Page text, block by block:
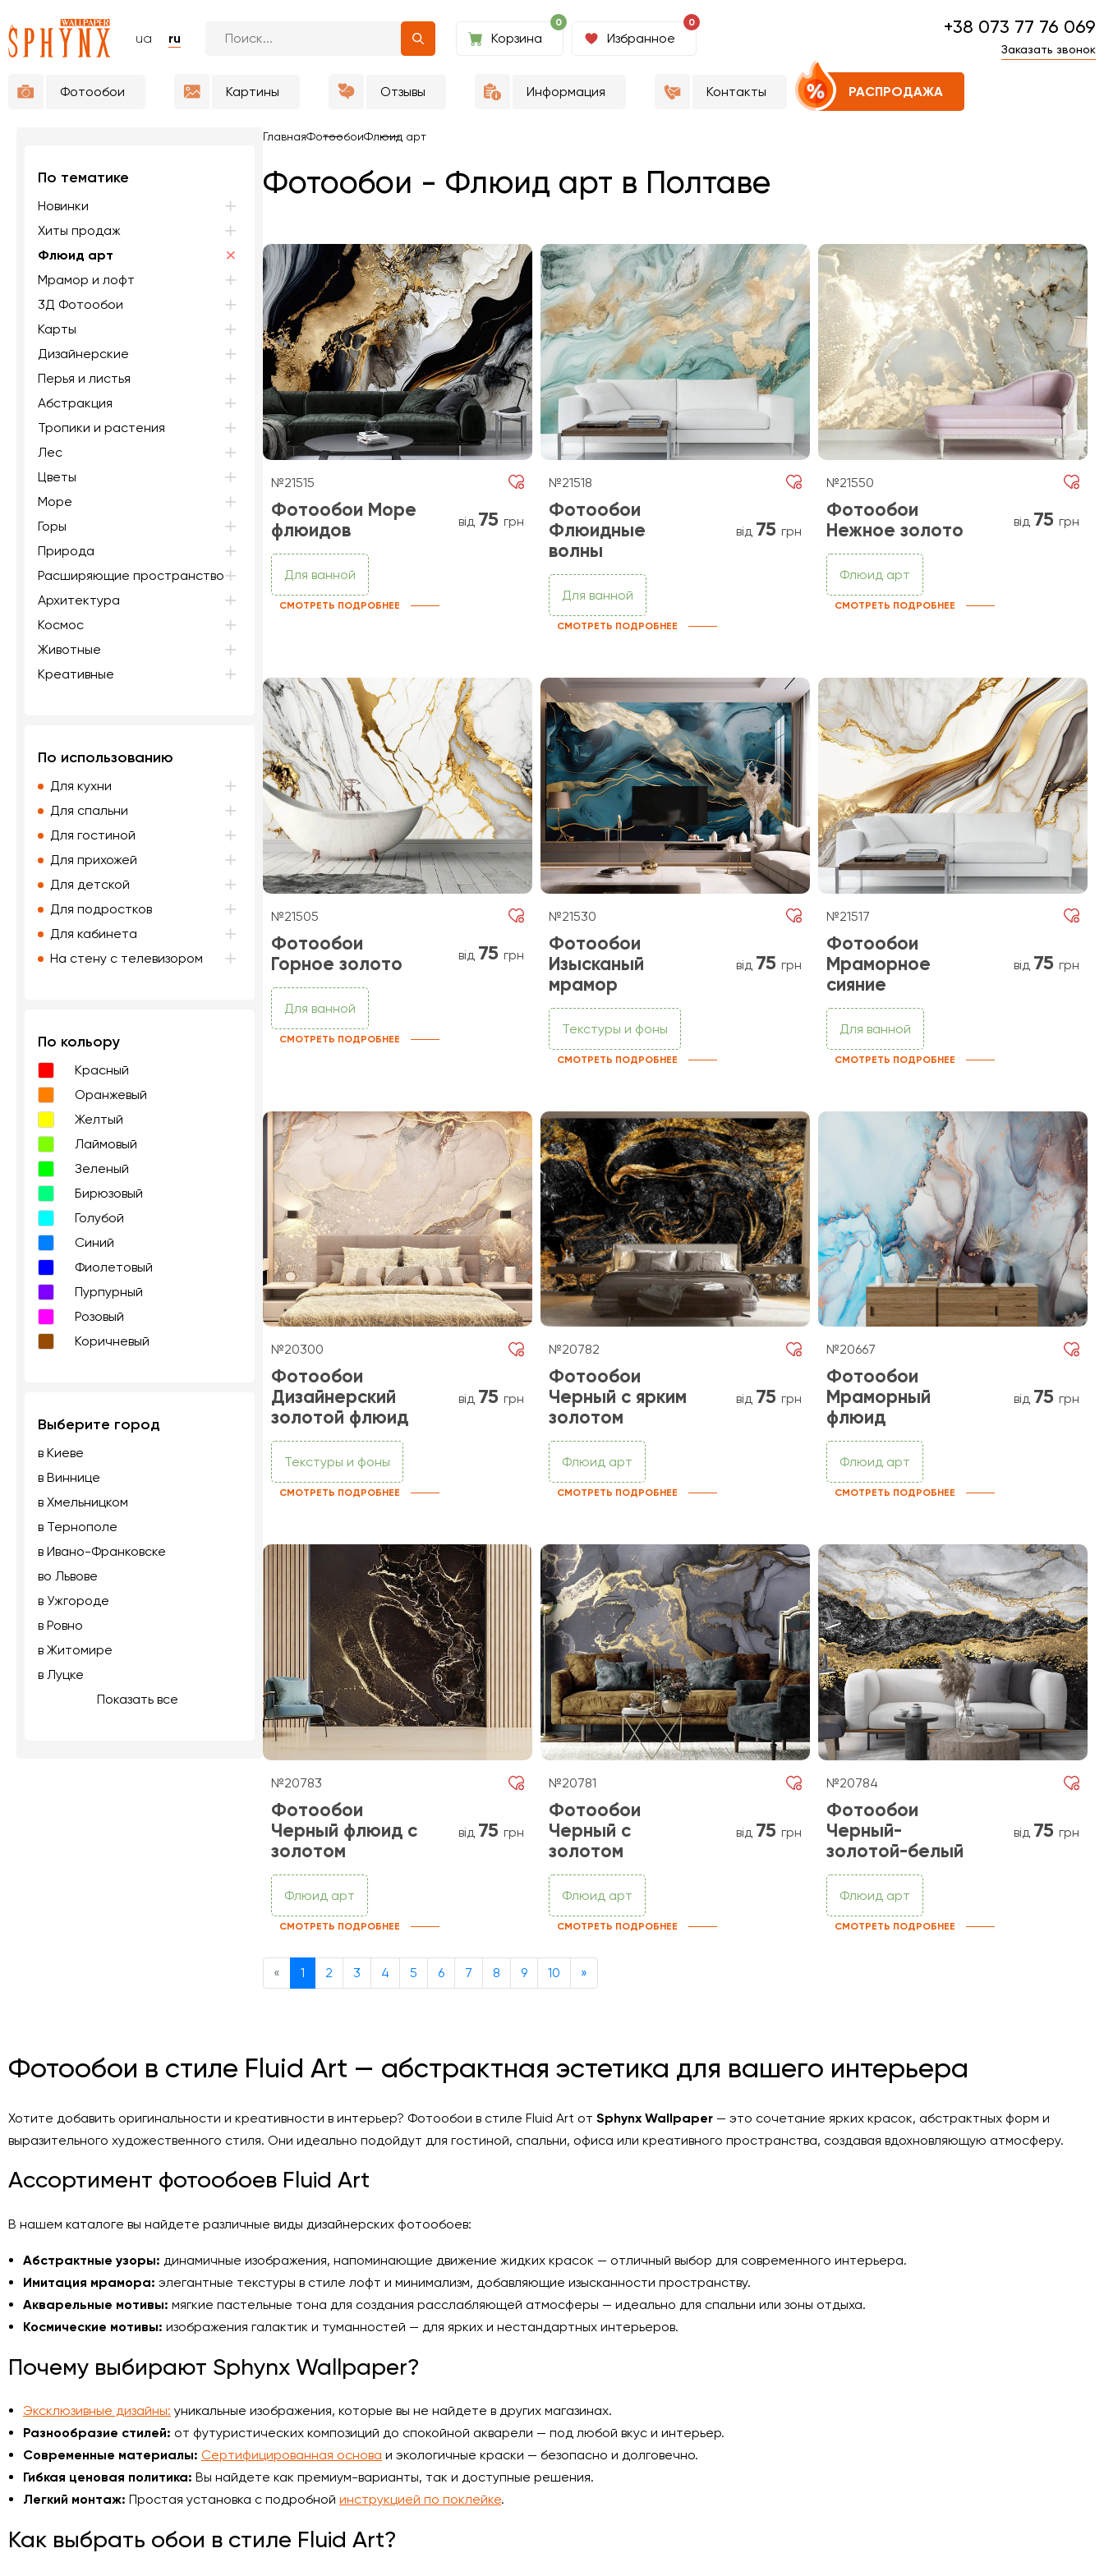
ua ru
0
Корзина
0
Избранное
+38 073 77 76 069
Заказать звонок
Фотообои Картины Отзывы Информация Контакты РАСПРОДАЖА
По тематике
Новинки
Хиты продаж
Флюид арт
Мрамор и лофт
3Д Фотообои
Карты
Дизайнерские
Перья и листья
Абстракция
Тропики и растения
Лес
Цветы
Море
Горы
Природа
Расширяющие пространство
Архитектура
Космос
Животные
Креативные
По использованию
Для кухни
Для спальни
Для гостиной
Для прихожей
Для детской
Для подростков
Для кабинета
На стену с телевизором
По кольору
Красный
Оранжевый
Желтый
Лаймовый
Зеленый
Бирюзовый
Голубой
Синий
Фиолетовый
Пурпурный
Розовый
Коричневый
Выберите город
в Киеве
в Виннице
в Хмельницком
в Тернополе
в Ивано-Франковске
во Львове
в Ужгороде
в Ровно
в Житомире
в Луцке
Показать все
ГлавнаяФотообоиФлюид арт
Фотообои - Флюид арт в Полтаве
№21515
Фотообои Море
флюидов
від 75 грн
Для ванной
СМОТРЕТЬ ПОДРОБНЕЕ
№21518
Фотообои
Флюидные
волны
від 75 грн
Для ванной
СМОТРЕТЬ ПОДРОБНЕЕ
№21550
Фотообои
Нежное золото
від 75 грн
Флюид арт
СМОТРЕТЬ ПОДРОБНЕЕ
№21505
Фотообои
Горное золото
від 75 грн
Для ванной
СМОТРЕТЬ ПОДРОБНЕЕ
№21530
Фотообои
Изысканый
мрамор
від 75 грн
Текстуры и фоны
СМОТРЕТЬ ПОДРОБНЕЕ
№21517
Фотообои
Мраморное
сияние
від 75 грн
Для ванной
СМОТРЕТЬ ПОДРОБНЕЕ
№20300
Фотообои
Дизайнерский
золотой флюид
від 75 грн
Текстуры и фоны
СМОТРЕТЬ ПОДРОБНЕЕ
№20782
Фотообои
Черный с ярким
золотом
від 75 грн
Флюид арт
СМОТРЕТЬ ПОДРОБНЕЕ
№20667
Фотообои
Мраморный
флюид
від 75 грн
Флюид арт
СМОТРЕТЬ ПОДРОБНЕЕ
№20783
Фотообои
Черный флюид с
золотом
від 75 грн
Флюид арт
СМОТРЕТЬ ПОДРОБНЕЕ
№20781
Фотообои
Черный с
золотом
від 75 грн
Флюид арт
СМОТРЕТЬ ПОДРОБНЕЕ
№20784
Фотообои
Черный-
золотой-белый
від 75 грн
Флюид арт
СМОТРЕТЬ ПОДРОБНЕЕ
« Previous
1 2 3 4 5 6 7 8 9 10 »
Фотообои в стиле Fluid Art — абстрактная эстетика для вашего интерьера
Хотите добавить оригинальности и креативности в интерьер? Фотообои в стиле Fluid Art от Sphynx Wallpaper — это сочетание ярких красок, абстрактных форм и
выразительного художественного стиля. Они идеально подойдут для гостиной, спальни, офиса или креативного пространства, создавая вдохновляющую атмосферу.
Ассортимент фотообоев Fluid Art
В нашем каталоге вы найдете различные виды дизайнерских фотообоев:
Абстрактные узоры: динамичные изображения, напоминающие движение жидких красок — отличный выбор для современного интерьера.
Имитация мрамора: элегантные текстуры в стиле лофт и минимализм, добавляющие изысканности пространству.
Акварельные мотивы: мягкие пастельные тона для создания расслабляющей атмосферы — идеально для спальни или зоны отдыха.
Космические мотивы: изображения галактик и туманностей — для ярких и нестандартных интерьеров.
Почему выбирают Sphynx Wallpaper?
Эксклюзивные дизайны: уникальные изображения, которые вы не найдете в других магазинах.
Разнообразие стилей: от футуристических композиций до спокойной акварели — под любой вкус и интерьер.
Современные материалы: Сертифицированная основа и экологичные краски — безопасно и долговечно.
Гибкая ценовая политика: Вы найдете как премиум-варианты, так и доступные решения.
Легкий монтаж: Простая установка с подробной инструкцией по поклейке.
Как выбрать обои в стиле Fluid Art?